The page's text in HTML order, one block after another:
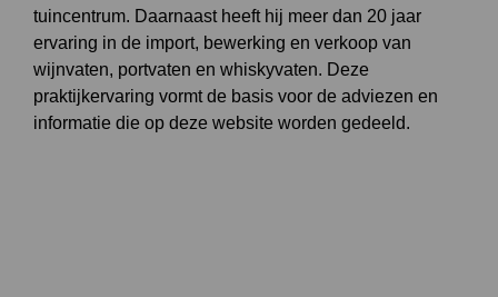
tuincentrum. Daarnaast heeft hij meer dan 20 jaar
ervaring in de import, bewerking en verkoop van
wijnvaten, portvaten en whiskyvaten. Deze
praktijkervaring vormt de basis voor de adviezen en
informatie die op deze website worden gedeeld.